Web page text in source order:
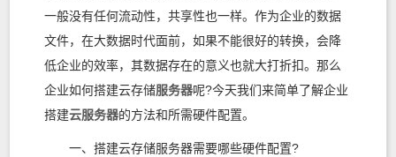
一般没有任何流动性，共享性也一样。作为企业的数据
文件，在大数据时代面前，如果不能很好的转换，会降
低企业的效率，其数据存在的意义也就大打折扣。那么
企业如何搭建云存储服务器呢?今天我们来简单了解企业
搭建云服务器的方法和所需硬件配置。
一、搭建云存储服务器需要哪些硬件配置?